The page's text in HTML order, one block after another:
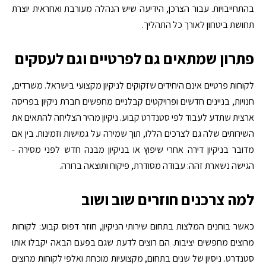
בהתחייבויות. עבור הצרכן, הידיעה שיש הנהלה מעורבת ואחראית יוצרת
תחושת ביטחון לאורך כל התהליך.
פתרון שמתאים גם לפרטיים וגם לעסקים
לקוחות פרטיים אינם היחידים שזקוקים לניקיון מקצועי בישראל. משרדים,
חנויות, בניינים חדשים ופרויקטים קבלניים מחפשים חברת ניקיון בפריסה
ארצית שתדע לעבוד לפי סטנדרט קבוע. ניקיון מהיר הצליחה להתאים את
השירותים שלה גם לצרכים הללו, תוך שמירה על גמישות וזמינות. בין אם
מדובר בניקיון דירה אחרי שיפוץ או בניקיון מבנה חדש לפני מסירה -
הגישה נשארת זהה: עבודה מסודרת, פיקוח ותוצאה ברורה.
למה צרכנים חוזרים שוב ושוב
כאשר בוחנים המלצות בתחום שירותי הניקיון, חוזר דפוס קבוע: לקוחות
מרוצים מחפשים יציבות. הם רוצים לדעת שגם בפעם הבאה יקבלו אותו
סטנדרט. ניסיון של שנים בתחום, מקצועיות מוכחת ואלפי לקוחות מרוצים